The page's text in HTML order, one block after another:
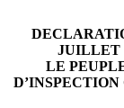
JUILLET
LE